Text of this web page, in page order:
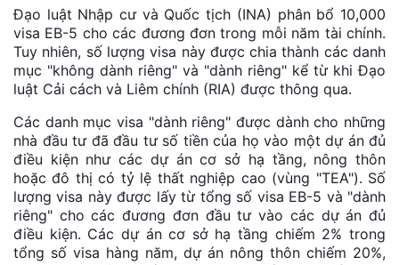
Đạo luật Nhập cư và Quốc tịch (INA) phân bổ 10,000
visa EB-5 cho các đương đơn trong mỗi năm tài chính.
Tuy nhiên, số lượng visa này được chia thành các danh
mục "không dành riêng" và "dành riêng" kể từ khi Đạo
luật Cải cách và Liêm chính (RIA) được thông qua.
Các danh mục visa "dành riêng" được dành cho những
nhà đầu tư đã đầu tư số tiền của họ vào một dự án đủ
điều kiện như các dự án cơ sở hạ tầng, nông thôn
hoặc đô thị có tỷ lệ thất nghiệp cao (vùng "TEA"). Số
lượng visa này được lấy từ tổng số visa EB-5 và "dành
riêng" cho các đương đơn đầu tư vào các dự án đủ
điều kiện. Các dự án cơ sở hạ tầng chiếm 2% trong
tổng số visa hàng năm, dự án nông thôn chiếm 20%,